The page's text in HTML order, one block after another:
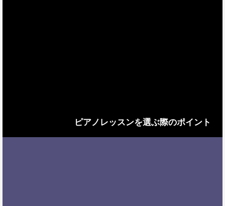
ピアノレッスンを選ぶ際のポイント